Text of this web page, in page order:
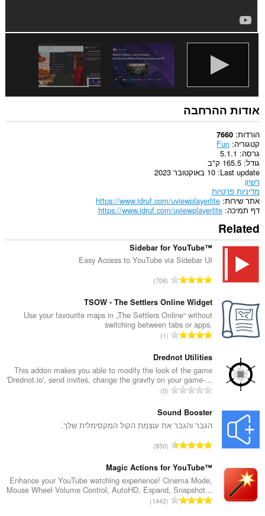
אודות ההרחבה
הורדות 7660
קטגוריה Fun
גרסה 5.1.1
גודל 165.5 ק"ב
Last update 10 באוקטובר 2023
רשיון
מדיניות פרטיות
אתר שירות https://www.idruf.com/uviewplayerlite
דף תמיכה https://www.idruf.com/uviewplayerlite
Related
Sidebar for YouTube™
Easy Access to YouTube via Sidebar UI
מ
פ
ר
ד
י
ו
ג
י
ם
:
708
TSOW - The Settlers Online Widget
Use your favourite maps in „The Settlers Online“ without
switching between tabs or apps.
מ
פ
ר
ד
י
ו
ג
י
ם
:
1
Drednot Utilities
This addon makes you able to modify the look of the game
'Drednot.io', send invites, change the gravity on your game-...
מ
פ
ר
י
ג
י
ם
0
Sound Booster
הגבר והגבר את עוצמת הקול המקסימלית שלך.
מ
פ
ר
ד
י
850
Magic Actions for YouTube™
Enhance your YouTube watching experience! Cinema Mode,
Mouse Wheel Volume Control, AutoHD, Expand, Snapshot...
מ1442